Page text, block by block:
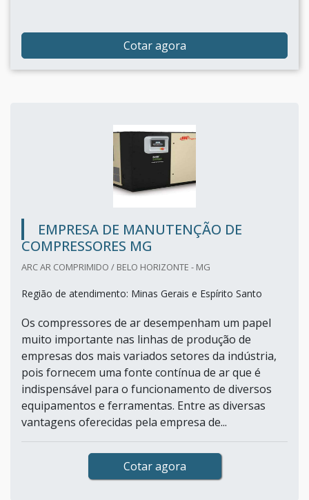
Cotar agora
EMPRESA DE MANUTENÇÃO DE
COMPRESSORES MG
ARC AR COMPRIMIDO / BELO HORIZONTE - MG
Região de atendimento: Minas Gerais e Espírito Santo
Os compressores de ar desempenham um papel
muito importante nas linhas de produção de
empresas dos mais variados setores da indústria,
pois fornecem uma fonte contínua de ar que é
indispensável para o funcionamento de diversos
equipamentos e ferramentas. Entre as diversas
vantagens oferecidas pela empresa de...
Cotar agora